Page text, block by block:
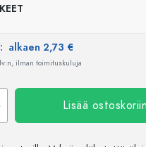
alkaen 2,73 €
ilman toimituskuluja
Lisää ostoskoriin